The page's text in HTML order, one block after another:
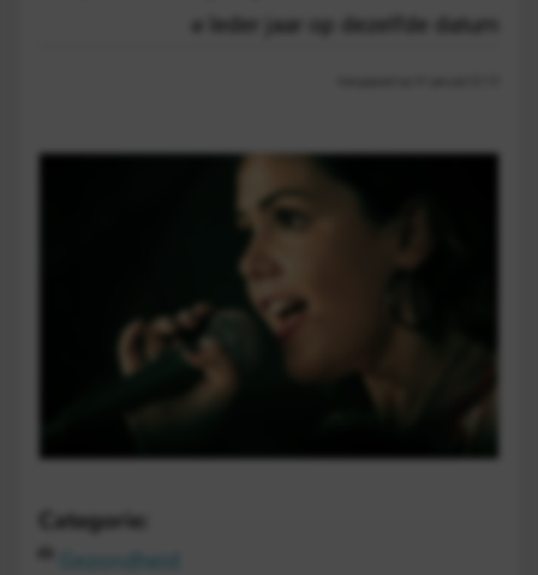
Ieder jaar op dezelfde datum
Categorie: